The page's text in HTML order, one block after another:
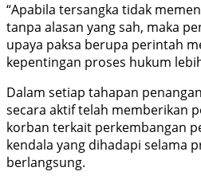
“Apabila tersangka tidak
tanpa alasan yang sah, maka
upaya paksa berupa perintah
kepentingan proses hukum
Dalam setiap tahapan
secara aktif telah memberikan
korban terkait perkembangan
kendala yang dihadapi selama
berlangsung.